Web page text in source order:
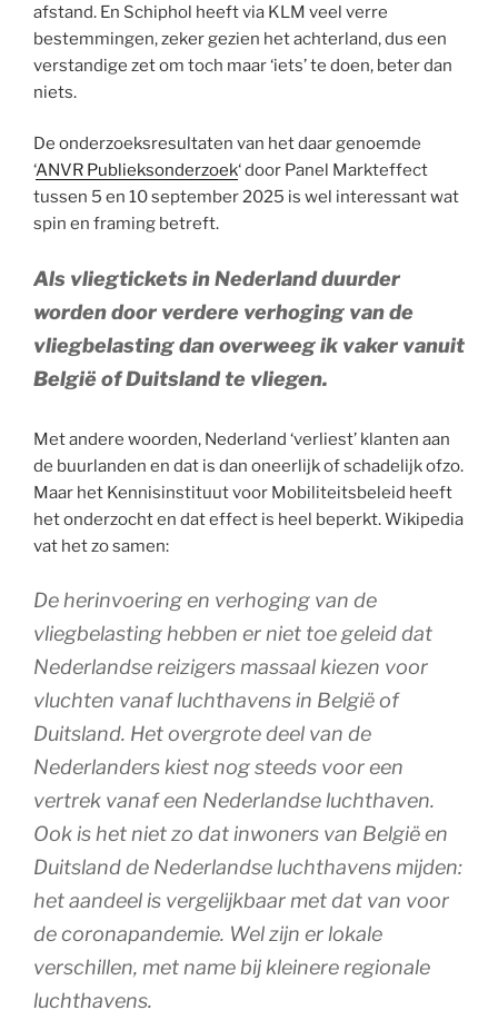
afstand. En Schiphol heeft via KLM veel verre
bestemmingen, zeker gezien het achterland, dus een
verstandige zet om toch maar ‘iets’ te doen, beter dan
niets.
De onderzoeksresultaten van het daar genoemde
‘ANVR Publieksonderzoek‘ door Panel Markteffect
tussen 5 en 10 september 2025 is wel interessant wat
spin en framing betreft.
Als vliegtickets in Nederland duurder
worden door verdere verhoging van de
vliegbelasting dan overweeg ik vaker vanuit
België of Duitsland te vliegen.
Met andere woorden, Nederland ‘verliest’ klanten aan
de buurlanden en dat is dan oneerlijk of schadelijk ofzo.
Maar het Kennisinstituut voor Mobiliteitsbeleid heeft
het onderzocht en dat effect is heel beperkt. Wikipedia
vat het zo samen:
De herinvoering en verhoging van de
vliegbelasting hebben er niet toe geleid dat
Nederlandse reizigers massaal kiezen voor
vluchten vanaf luchthavens in België of
Duitsland. Het overgrote deel van de
Nederlanders kiest nog steeds voor een
vertrek vanaf een Nederlandse luchthaven.
Ook is het niet zo dat inwoners van België en
Duitsland de Nederlandse luchthavens mijden:
het aandeel is vergelijkbaar met dat van voor
de coronapandemie. Wel zijn er lokale
verschillen, met name bij kleinere regionale
luchthavens.